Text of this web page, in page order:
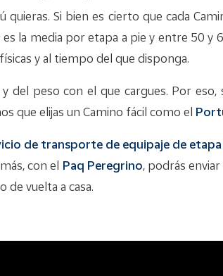
Si bien es cierto que cada
la media por etapa a pie y entre 50 y
y al tiempo del que disponga.
del peso con el que cargues. Por
que elijas un Camino fácil como el
de transporte de equipaje de
con el Paq Peregrino, podrás
de vuelta a casa.